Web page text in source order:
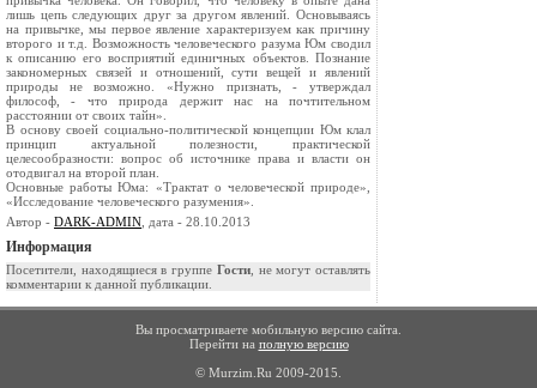
лишь цепь следующих друг за другом явлений. Основываясь
на привычке, мы первое явление характеризуем как причину
второго и т.д. Возможность человеческого разума Юм сводил
к описанию его восприятий единичных объектов. Познание
закономерных связей и отношений, сути вещей и явлений
природы не возможно. «Нужно признать, - утверждал
философ, - что природа держит нас на почтительном
расстоянии от своих тайн».
В основу своей социально-политической концепции Юм клал
принцип актуальной полезности, практической
целесообразности: вопрос об источнике права и власти он
отодвигал на второй план.
Основные работы Юма: «Трактат о человеческой природе»,
«Исследование человеческого разумения».
Автор - DARK-ADMIN , дата - 28.10.2013
Информация
Посетители, находящиеся в группе Гости, не могут оставлять
комментарии к данной публикации.
Вы просматриваете мобильную версию сайта.
Перейти на полную версию
© Murzim.Ru 2009-2015.